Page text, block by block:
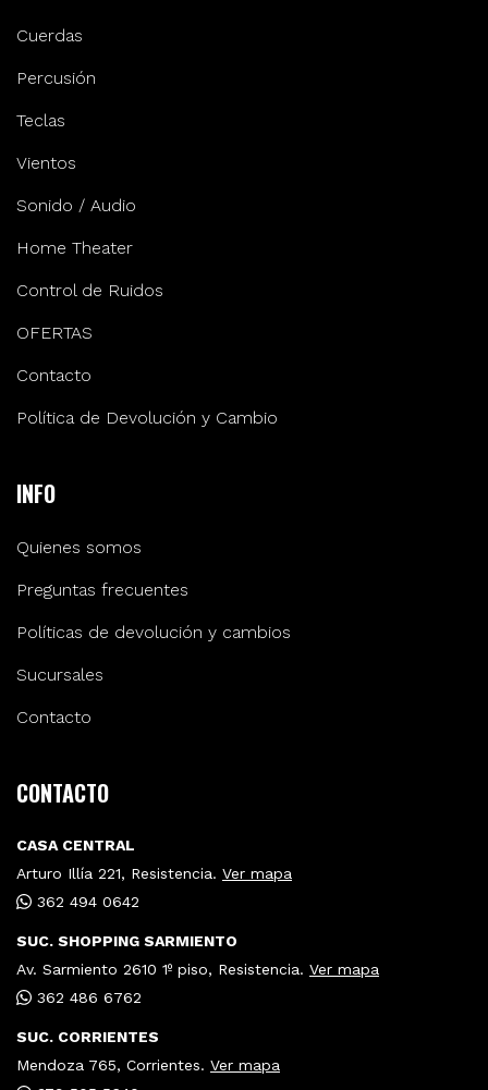
Cuerdas
Percusión
Teclas
Vientos
Sonido / Audio
Home Theater
Control de Ruidos
OFERTAS
Contacto
Política de Devolución y Cambio
INFO
Quienes somos
Preguntas frecuentes
Políticas de devolución y cambios
Sucursales
Contacto
CONTACTO
CASA CENTRAL
Arturo Illía 221, Resistencia. Ver mapa
362 494 0642
SUC. SHOPPING SARMIENTO
Av. Sarmiento 2610 1º piso, Resistencia. Ver mapa
362 486 6762
SUC. CORRIENTES
Mendoza 765, Corrientes. Ver mapa